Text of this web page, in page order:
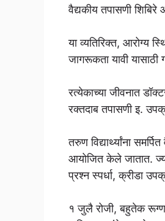
वैद्यकीय तपासणी
या व्यतिरिक्त, आरोग्य
जागरूकता यावी
रत्येकाच्या जीवनात
रक्तदाब तपासणी इ.
तरुण विद्यार्थ्यांना
आयोजित केले जातात.
प्रश्न स्पर्धा, क्रीडा
१ जुलै रोजी, बहुतेक रूग्ण